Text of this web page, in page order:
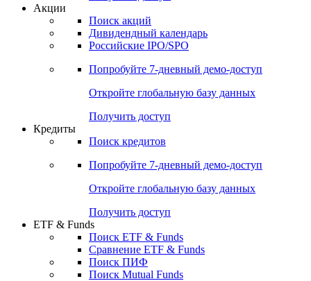
Акции
Поиск акций
Дивидендный календарь
Российские IPO/SPO
Попробуйте 7-дневный демо-доступ
Откройте глобальную базу данных
Получить доступ
Кредиты
Поиск кредитов
Попробуйте 7-дневный демо-доступ
Откройте глобальную базу данных
Получить доступ
ETF & Funds
Поиск ETF & Funds
Сравнение ETF & Funds
Поиск ПИФ
Поиск Mutual Funds